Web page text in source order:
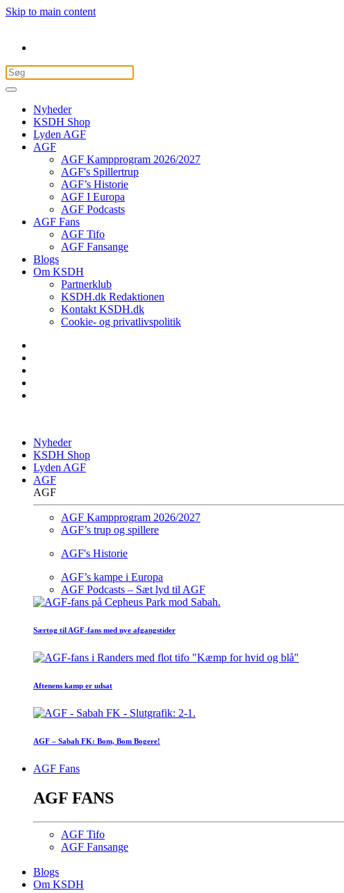
Skip to main content
Nyheder
KSDH Shop
Lyden AGF
AGF
AGF Kampprogram 2026/2027
AGF's Spillertrup
AGF’s Historie
AGF I Europa
AGF Podcasts
AGF Fans
AGF Tifo
AGF Fansange
Blogs
Om KSDH
Partnerklub
KSDH.dk Redaktionen
Kontakt KSDH.dk
Cookie- og privatlivspolitik
Nyheder
KSDH Shop
Lyden AGF
AGF
AGF
AGF Kampprogram 2026/2027
AGF’s trup og spillere
AGF's Historie
AGF’s kampe i Europa
AGF Podcasts – Sæt lyd til AGF
Særtog til AGF-fans med nye afgangstider
Aftenens kamp er udsat
AGF – Sabah FK: Bom, Bom Bogere!
AGF Fans
AGF FANS
AGF Tifo
AGF Fansange
Blogs
Om KSDH